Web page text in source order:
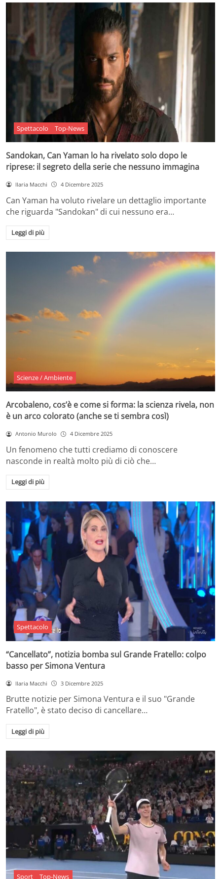
Spettacolo Top-News
Sandokan, Can Yaman lo ha rivelato solo dopo le
riprese: il segreto della serie che nessuno immagina
Ilaria Macchi 4 Dicembre 2025
Can Yaman ha voluto rivelare un dettaglio importante
che riguarda "Sandokan" di cui nessuno era…
Leggi di più
Scienze / Ambiente
Arcobaleno, cos’è e come si forma: la scienza rivela, non
è un arco colorato (anche se ti sembra così)
Antonio Murolo 4 Dicembre 2025
Un fenomeno che tutti crediamo di conoscere
nasconde in realtà molto più di ciò che…
Leggi di più
Spettacolo
“Cancellato”, notizia bomba sul Grande Fratello: colpo
basso per Simona Ventura
Ilaria Macchi 3 Dicembre 2025
Brutte notizie per Simona Ventura e il suo "Grande
Fratello", è stato deciso di cancellare…
Leggi di più
Sport Top-News